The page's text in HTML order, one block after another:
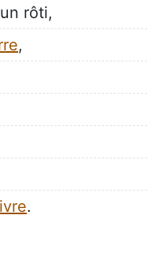
rôti,
,
.